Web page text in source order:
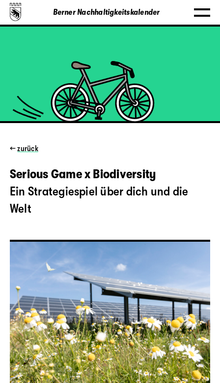
Berner Nachhaltigkeitskalender
←zurück
Serious Game x Biodiversity
Ein Strategiespiel über dich und die
Welt